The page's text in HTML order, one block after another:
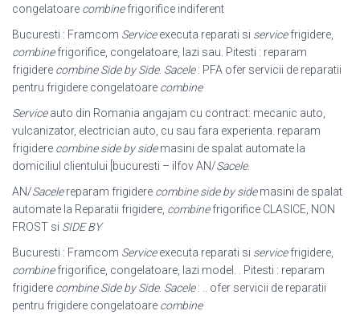
congelatoare combinefrigorifice indiferent
Bucuresti : Framcom Serviceexecuta reparati si servicefrigidere,
combinefrigorifice, congelatoare, lazi sau. Pitesti : reparam
frigidere combine Side by Side. Sacele: PFA ofer servicii de reparatii
pentru frigidere congelatoare combine
Serviceauto din Romania angajam cu contract: mecanic auto,
vulcanizator, electrician auto, cu sau fara experienta. reparam
frigidere combine side by sidemasini de spalat automate la
domiciliul clientului [bucuresti – ilfov AN/Sacele.
AN/Sacelereparam frigidere combine side by sidemasini de spalat
automate la Reparatii frigidere, combinefrigorifice CLASICE, NON
FROST si SIDE BY
Bucuresti : Framcom Serviceexecuta reparati si servicefrigidere,
combinefrigorifice, congelatoare, lazi model. . Pitesti : reparam
frigidere combine Side by Side. Sacele: .. ofer servicii de reparatii
pentru frigidere congelatoare combine